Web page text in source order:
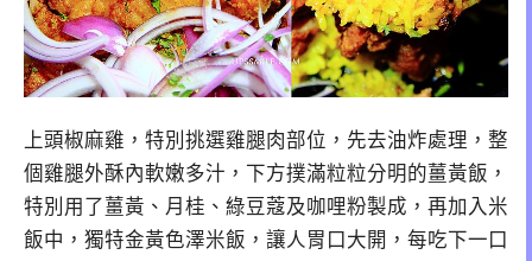
上頭椒麻雞，特別挑選雞腿肉部位，先去油炸處理，整
個雞腿外酥內軟嫩多汁，下方撲滿粒粒分明的薑黃飯，
特別用了薑黃、月桂、綠豆蔻及咖哩粉製成，再加入米
飯中，獨特金黃色澤米飯，讓人胃口大開，每吃下一口